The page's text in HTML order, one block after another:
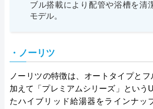
ブル搭載により配管や浴槽を清
モデル。
・ノーリツ
ノーリツの特徴は、オートタイプと
加えて「プレミアムシリーズ」という
たハイブリッド給湯器をラインナッ